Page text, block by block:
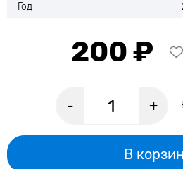
Год
200 ₽
- +
В